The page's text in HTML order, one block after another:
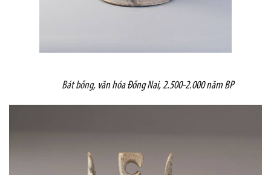
Bát bồng, văn hóa Đồng Nai, 2.500-2.000 năm BP